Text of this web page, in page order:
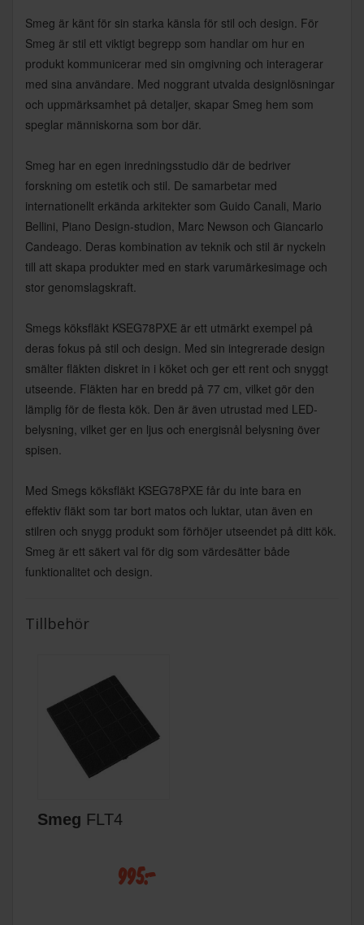
Smeg är känt för sin starka känsla för stil och design. För
Smeg är stil ett viktigt begrepp som handlar om hur en
produkt kommunicerar med sin omgivning och interagerar
med sina användare. Med noggrant utvalda designlösningar
och uppmärksamhet på detaljer, skapar Smeg hem som
speglar människorna som bor där.
Smeg har en egen inredningsstudio där de bedriver
forskning om estetik och stil. De samarbetar med
internationellt erkända arkitekter som Guido Canali, Mario
Bellini, Piano Design-studion, Marc Newson och Giancarlo
Candeago. Deras kombination av teknik och stil är nyckeln
till att skapa produkter med en stark varumärkesimage och
stor genomslagskraft.
Smegs köksfläkt KSEG78PXE är ett utmärkt exempel på
deras fokus på stil och design. Med sin integrerade design
smälter fläkten diskret in i köket och ger ett rent och snyggt
utseende. Fläkten har en bredd på 77 cm, vilket gör den
lämplig för de flesta kök. Den är även utrustad med LED-
belysning, vilket ger en ljus och energisnål belysning över
spisen.
Med Smegs köksfläkt KSEG78PXE får du inte bara en
effektiv fläkt som tar bort matos och luktar, utan även en
stilren och snygg produkt som förhöjer utseendet på ditt kök.
Smeg är ett säkert val för dig som värdesätter både
funktionalitet och design.
Tillbehör
Smeg FLT4
995:-